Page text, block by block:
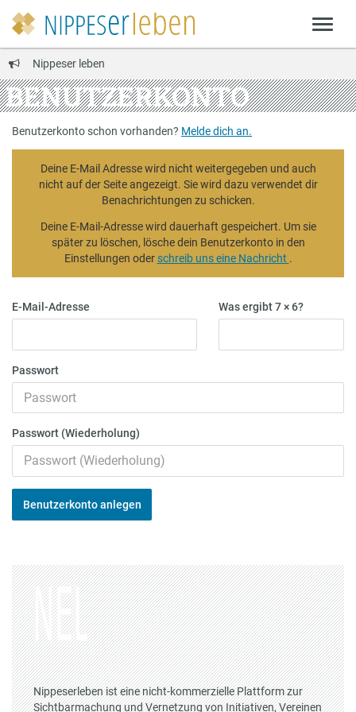
Nippeser leben
BENUTZERKONTO
Benutzerkonto schon vorhanden? Melde dich an.
Deine E-Mail Adresse wird nicht weitergegeben und auch
nicht auf der Seite angezeigt. Sie wird dazu verwendet dir
Benachrichtungen zu schicken.
Deine E-Mail-Adresse wird dauerhaft gespeichert. Um sie
später zu löschen, lösche dein Benutzerkonto in den
Einstellungen oderschreib uns eine Nachricht .
E-Mail-Adresse Was ergibt 7 × 6?
Passwort
Passwort (Wiederholung)
Benutzerkonto anlegen
Nippeserleben ist eine nicht-kommerzielle Plattform zur
Sichtbarmachung und Vernetzung von Initiativen, Vereinen